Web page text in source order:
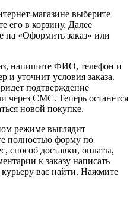
магазине выберите
его в корзину. Далее
на «Оформить заказ» или
напишите ФИО, телефон и
и уточнит условия заказа.
подтверждение
через СМС. Теперь останется
новой покупке.
режиме выглядит
полностью форму по
способ доставки, оплаты,
к заказу написать
вас найти. Нажмите